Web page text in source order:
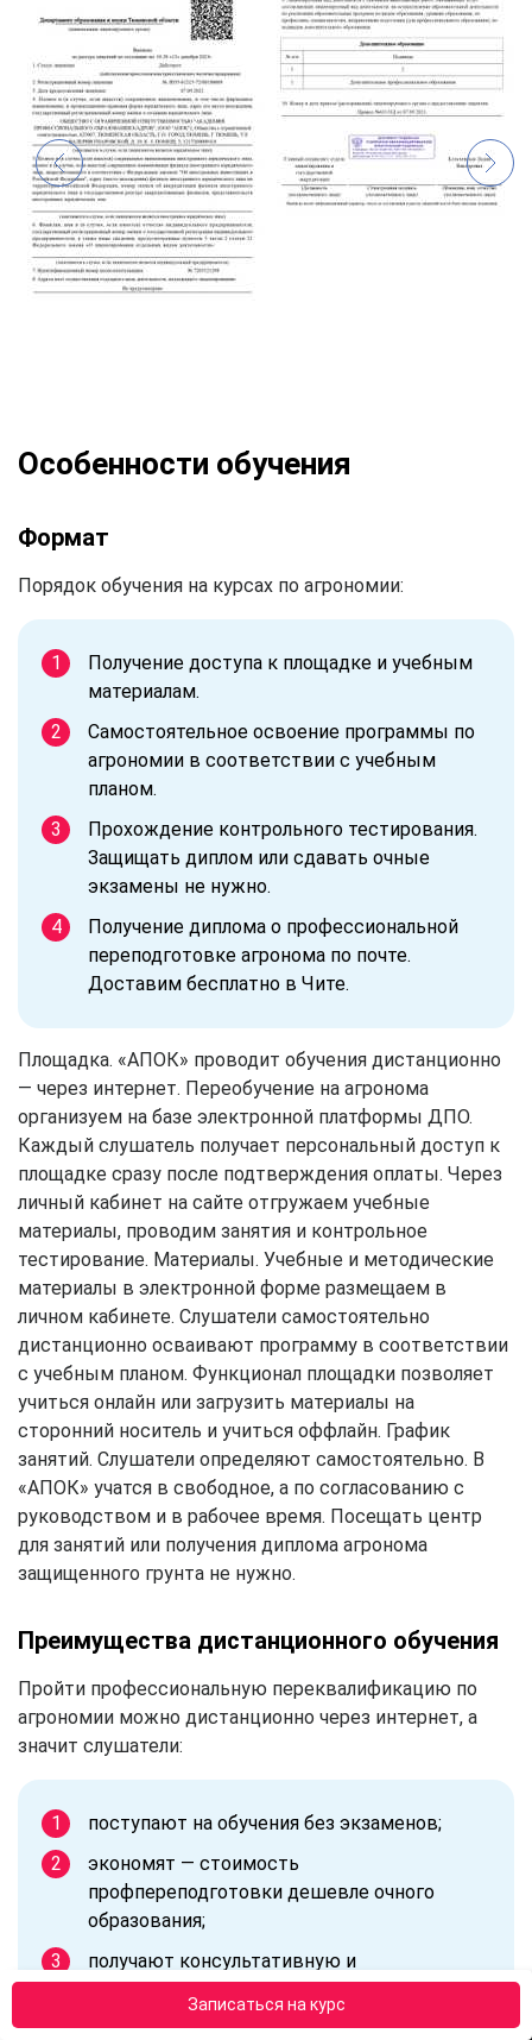
Записаться на курс
Особенности обучения
Формат
Порядок обучения на курсах по агрономии:
Получение доступа к площадке и учебным
материалам.
Самостоятельное освоение программы по
агрономии в соответствии с учебным
планом.
Прохождение контрольного тестирования.
Защищать диплом или сдавать очные
экзамены не нужно.
Получение диплома о профессиональной
переподготовке агронома по почте.
Доставим бесплатно в Чите.
Площадка. «АПОК» проводит обучения дистанционно
— через интернет. Переобучение на агронома
организуем на базе электронной платформы ДПО.
Каждый слушатель получает персональный доступ к
площадке сразу после подтверждения оплаты. Через
личный кабинет на сайте отгружаем учебные
материалы, проводим занятия и контрольное
тестирование. Материалы. Учебные и методические
материалы в электронной форме размещаем в
личном кабинете. Слушатели самостоятельно
дистанционно осваивают программу в соответствии
с учебным планом. Функционал площадки позволяет
учиться онлайн или загрузить материалы на
сторонний носитель и учиться оффлайн. График
занятий. Слушатели определяют самостоятельно. В
«АПОК» учатся в свободное, а по согласованию с
руководством и в рабочее время. Посещать центр
для занятий или получения диплома агронома
защищенного грунта не нужно.
Преимущества дистанционного обучения
Пройти профессиональную переквалификацию по
агрономии можно дистанционно через интернет, а
значит слушатели:
поступают на обучения без экзаменов;
экономят — стоимость
профпереподготовки дешевле очного
образования;
получают консультативную и
методическую поддержку;
занимаются по персональному расписанию;